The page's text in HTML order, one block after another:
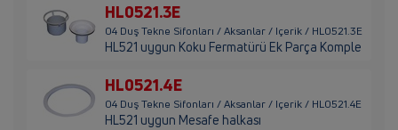
HL0521.3E
04 Duş Tekne Sifonları / Aksanlar / Içerik / HL0521.3E
HL521 uygun Koku Fermatürü Ek Parça Komple
HL0521.4E
04 Duş Tekne Sifonları / Aksanlar / Içerik / HL0521.4E
HL521 uygun Mesafe halkası